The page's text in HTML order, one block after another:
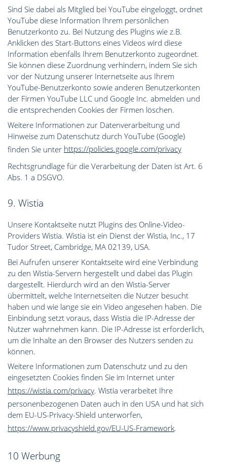
Sind Sie dabei als Mitglied bei YouTube eingeloggt, ordnet
YouTube diese Information Ihrem persönlichen
Benutzerkonto zu. Bei Nutzung des Plugins wie z.B.
Anklicken des Start-Buttons eines Videos wird diese
Information ebenfalls Ihrem Benutzerkonto zugeordnet.
Sie können diese Zuordnung verhindern, indem Sie sich
vor der Nutzung unserer Internetseite aus Ihrem
YouTube-Benutzerkonto sowie anderen Benutzerkonten
der Firmen YouTube LLC und Google Inc. abmelden und
die entsprechenden Cookies der Firmen löschen.
Weitere Informationen zur Datenverarbeitung und
Hinweise zum Datenschutz durch YouTube (Google)
finden Sie unter https://policies.google.com/privacy
Rechtsgrundlage für die Verarbeitung der Daten ist Art. 6
Abs. 1 a DSGVO.
9. Wistia
Unsere Kontaktseite nutzt Plugins des Online-Video-
Providers Wistia. Wistia ist ein Dienst der Wistia, Inc., 17
Tudor Street, Cambridge, MA 02139, USA.
Bei Aufrufen unserer Kontaktseite wird eine Verbindung
zu den Wistia-Servern hergestellt und dabei das Plugin
dargestellt. Hierdurch wird an den Wistia-Server
übermittelt, welche Internetseiten die Nutzer besucht
haben und wie lange sie ein Video angesehen haben. Die
Einbindung setzt voraus, dass Wistia die IP-Adresse der
Nutzer wahrnehmen kann. Die IP-Adresse ist erforderlich,
um die Inhalte an den Browser des Nutzers senden zu
können.
Weitere Informationen zum Datenschutz und zu den
eingesetzten Cookies finden Sie im Internet unter
​https://wistia.com/privacy. Wistia verarbeitet Ihre
personenbezogenen Daten auch in den USA und hat sich
dem EU-US-Privacy-Shield unterworfen, ​
https://www.privacyshield.gov/EU-US-Framework.
10 Werbung